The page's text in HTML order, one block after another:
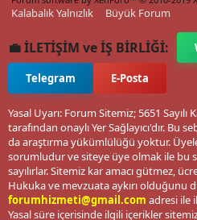
Kalabalık Yalnızlık Büyük Forum
💼 İLETİŞİM ve İŞ BİRLİĞİ:
Telegram E-Posta
Yasal Uyarı: Forum Sitemiz; 5651 Sayılı
tarafından onaylı Yer Sağlayıcı'dır. Bu
da araştırma yükümlülüğü yoktur.
sorumludur ve siteye üye olmak ile bu
sayılırlar. Sitemiz kar amacı gütmez,
Hukuka ve mevzuata aykırı olduğunu
forumhizmeti@gmail.com adresi ile
Yasal süre içerisinde ilgili içerikler